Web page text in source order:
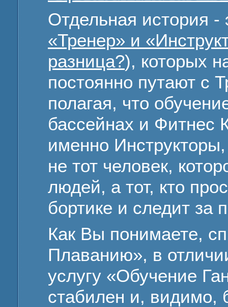
Отдельная история -
«Тренер» и
разница?), которых
постоянно путают с
полагая, что
бассейнах и Фитнес
именно
не тот человек,
людей, а тот, кто
бортике и следит за
Как Вы понимаете,
Плаванию», в
услугу «Обучение
стабилен и, видимо,